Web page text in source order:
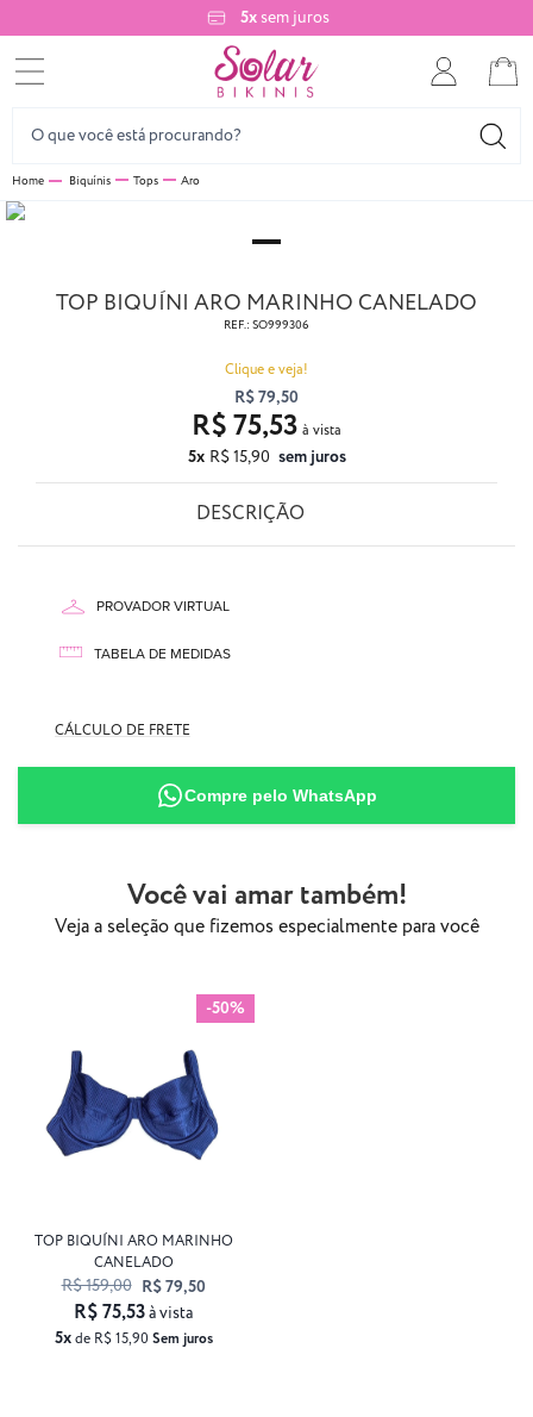
5xsem juros
Biquínis Tops Aro
TOP BIQUÍNI ARO MARINHO CANELADO
REF.: SO999306
Clique e veja!
R$ 79,50
5x R$ 15,90 sem juros
R$ 75,53
DESCRIÇÃO
13% Elastano
PROVADOR VIRTUAL
TABELA DE MEDIDAS
CÁLCULO DE FRETE
Compre pelo WhatsApp
Você vai amar também!
Veja a seleção que fizemos especialmente para você
-50%
TOP BIQUÍNI ARO MARINHO
CANELADO
R$ 159,00 R$ 79,50
5xde R$ 15,90 Sem juros
R$ 75,53à vista